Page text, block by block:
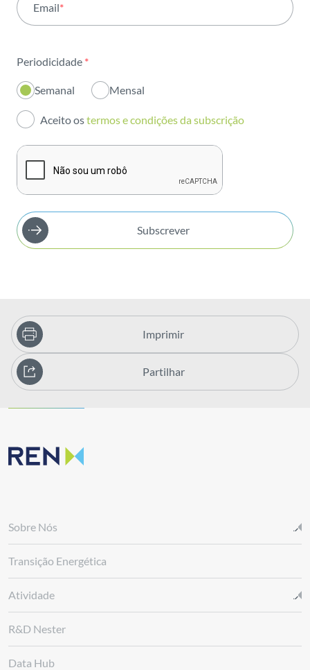
Institucional
Inovação
Investidores
Publicações
Email*
Periodicidade *
Semanal Mensal
Aceito ostermos e condições da subscrição
Subscrever
Imprimir
Partilhar
Sobre Nós
Transição Energética
Atividade
R&D Nester
Data Hub